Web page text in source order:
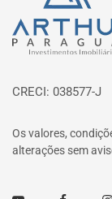
CRECI: 038577-J
Os valores,
alterações sem